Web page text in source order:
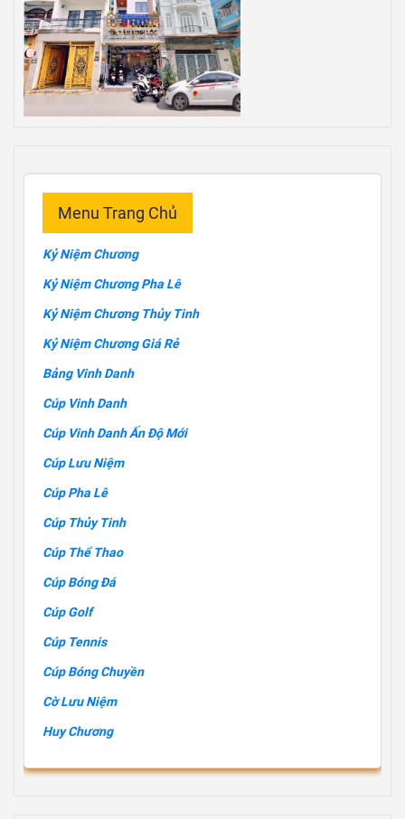
Menu Trang Chủ
Kỷ Niệm Chương
Kỷ Niệm Chương Pha Lê
Kỷ Niệm Chương Thủy Tinh
Kỷ Niệm Chương Giá Rẻ
Bảng Vinh Danh
Cúp Vinh Danh
Cúp Vinh Danh Ấn Độ Mới
Cúp Lưu Niệm
Cúp Pha Lê
Cúp Thủy Tinh
Cúp Thể Thao
Cúp Bóng Đá
Cúp Golf
Cúp Tennis
Cúp Bóng Chuyền
Cờ Lưu Niệm
Huy Chương